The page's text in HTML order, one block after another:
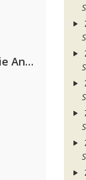
Purple Disco Machine & Sophie And The Giants